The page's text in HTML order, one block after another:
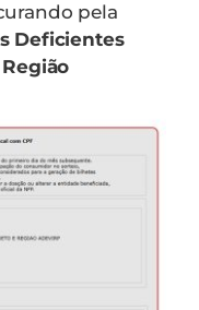
pela
Deficientes